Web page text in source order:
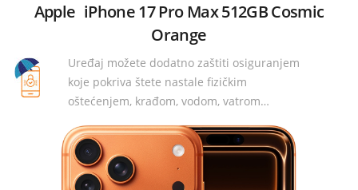
Televizija
Uređaji
Pogodnosti
Apple iPhone 17 Pro Max 512GB Cosmic
Orange
Uređaj možete dodatno zaštiti osiguranjem
koje pokriva štete nastale fizičkim
oštećenjem, krađom, vodom, vatrom…